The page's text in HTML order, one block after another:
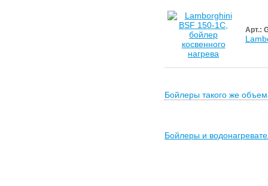
Арт.:
Бойлеры такого же
Бойлеры и